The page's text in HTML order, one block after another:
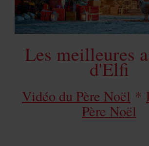
Les meilleures
d'Elfi
Vidéo du Père Noël *
Père Noël